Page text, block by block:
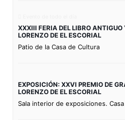
XXXIII FERIA DEL LIBRO ANTIGUO
LORENZO DE EL ESCORIAL
Patio de la Casa de Cultura
EXPOSICIÓN: XXVI PREMIO DE
LORENZO DE EL ESCORIAL
Sala interior de exposiciones.